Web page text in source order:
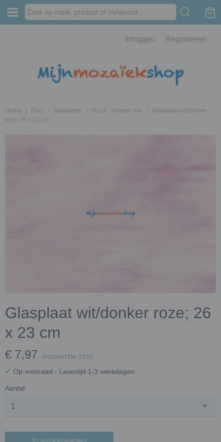
Inloggen Registreren
Home › Glas › Glasplaten › Roze - kleuren mix ›
Glasplaat wit/donker
roze; 26 x 23 cm
Glasplaat wit/donker roze; 26
x 23 cm
€ 7,97 (inclusief btw 21%)
✓ Op voorraad - Levertijd 1-3 werkdagen
Aantal